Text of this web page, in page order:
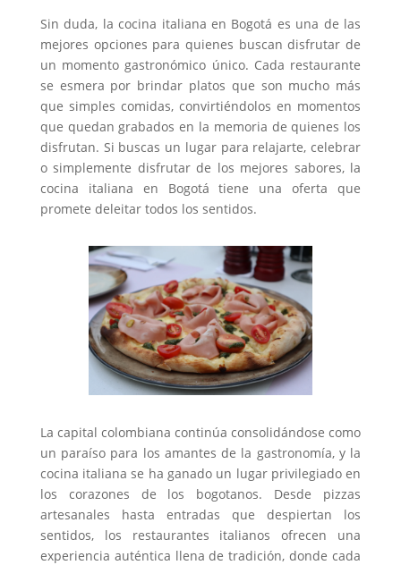
Sin duda, la cocina italiana en Bogotá es una de las
mejores opciones para quienes buscan disfrutar de
un momento gastronómico único. Cada restaurante
se esmera por brindar platos que son mucho más
que simples comidas, convirtiéndolos en momentos
que quedan grabados en la memoria de quienes los
disfrutan. Si buscas un lugar para relajarte, celebrar
o simplemente disfrutar de los mejores sabores, la
cocina italiana en Bogotá tiene una oferta que
promete deleitar todos los sentidos.
La capital colombiana continúa consolidándose como
un paraíso para los amantes de la gastronomía, y la
cocina italiana se ha ganado un lugar privilegiado en
los corazones de los bogotanos. Desde pizzas
artesanales hasta entradas que despiertan los
sentidos, los restaurantes italianos ofrecen una
experiencia auténtica llena de tradición, donde cada